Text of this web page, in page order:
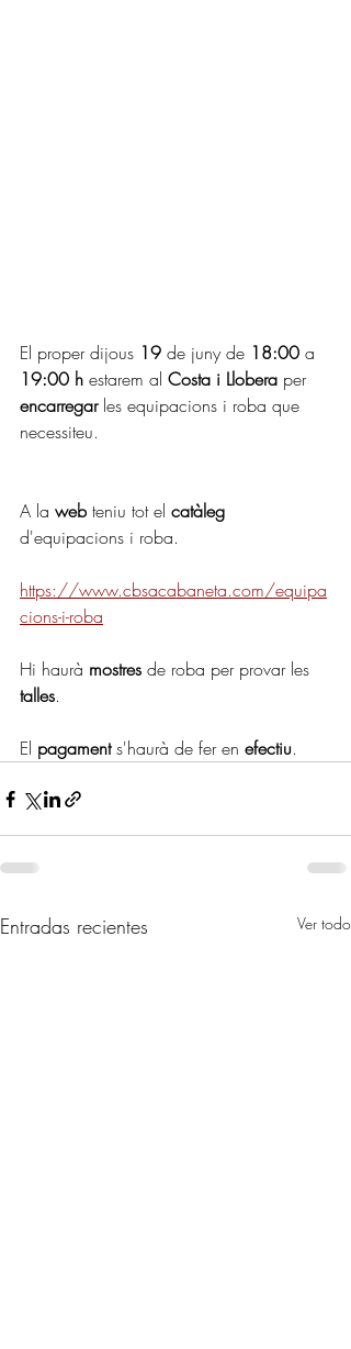
El proper dijous 19 de juny de 18:00 a
19:00 h estarem al Costa i Llobera per
encarregar les equipacions i roba que
necessiteu.
A la web teniu tot el catàleg
d'equipacions i roba.
https://www.cbsacabaneta.com/equipa
cions-i-roba
Hi haurà mostres de roba per provar les
talles.
El pagament s'haurà de fer en efectiu.
Entradas recientes Ver todo